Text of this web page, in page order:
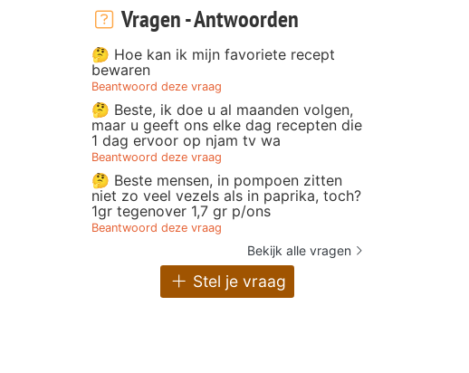
Vragen - Antwoorden
🤔 Hoe kan ik mijn favoriete recept
bewaren
Beantwoord deze vraag
🤔 Beste, ik doe u al maanden volgen,
maar u geeft ons elke dag recepten die
1 dag ervoor op njam tv wa
Beantwoord deze vraag
🤔 Beste mensen, in pompoen zitten
niet zo veel vezels als in paprika, toch?
1gr tegenover 1,7 gr p/ons
Beantwoord deze vraag
Bekijk alle vragen
Stel je vraag